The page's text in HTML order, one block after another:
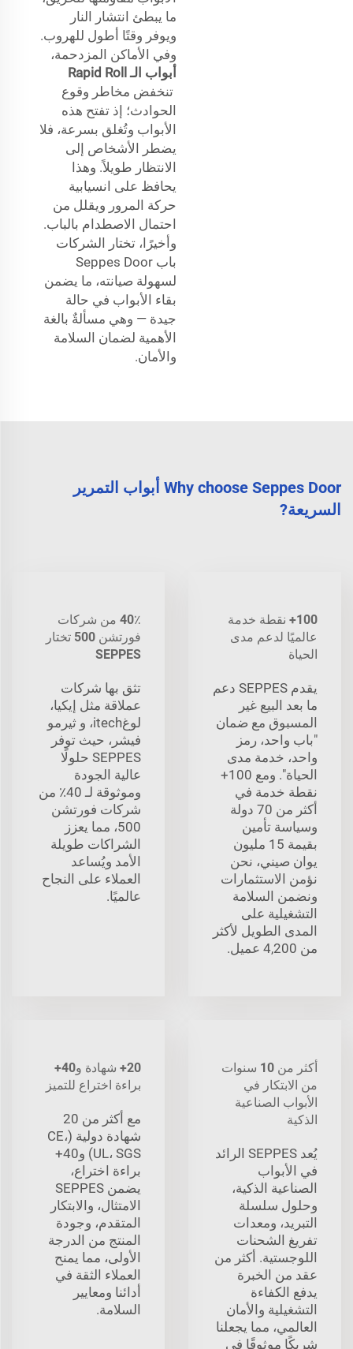
ما يبطئ انتشار النار
ويوفر وقتًا أطول للهروب.
وفي الأماكن المزدحمة،
أبواب الـ Rapid Roll
تنخفض مخاطر وقوع
الحوادث؛ إذ تفتح هذه
الأبواب وتُغلق بسرعة، فلا
يضطر الأشخاص إلى
الانتظار طويلاً. وهذا
يحافظ على انسيابية
حركة المرور ويقلل من
احتمال الاصطدام بالباب.
وأخيرًا، تختار الشركات
باب Seppes Door
لسهولة صيانته، ما يضمن
بقاء الأبواب في حالة
جيدة — وهي مسألةٌ بالغة
الأهمية لضمان السلامة
والأمان.
Why choose Seppes Door أبواب التمرير
السريعة?
100+ نقطة خدمة
عالميًا لدعم مدى
الحياة
يقدم SEPPES دعم
ما بعد البيع غير
المسبوق مع ضمان
"باب واحد، رمز
واحد، خدمة مدى
الحياة". ومع 100+
نقطة خدمة في
أكثر من 70 دولة
وسياسة تأمين
بقيمة 15 مليون
يوان صيني، نحن
نؤمن الاستثمارات
ونضمن السلامة
التشغيلية على
المدى الطويل لأكثر
من 4,200 عميل.
40٪ من شركات
فورتشن 500 تختار
SEPPES
تثق بها شركات
عملاقة مثل إيكيا،
لوغitech، و ثيرمو
فيشر، حيث توفر
SEPPES حلولًا
عالية الجودة
وموثوقة لـ 40٪ من
شركات فورتشن
500، مما يعزز
الشراكات طويلة
الأمد ويُساعد
العملاء على النجاح
عالميًا.
أكثر من 10 سنوات
من الابتكار في
الأبواب الصناعية
الذكية
يُعد SEPPES الرائد
في الأبواب
الصناعية الذكية،
وحلول سلسلة
التبريد، ومعدات
تفريغ الشحنات
اللوجستية. أكثر من
عقد من الخبرة
يدفع الكفاءة
التشغيلية والأمان
العالمي، مما يجعلنا
شريكًا موثوقًا في
20+ شهادة و40+
براءة اختراع للتميز
مع أكثر من 20
شهادة دولية (CE،
UL، SGS) و40+
براءة اختراع،
يضمن SEPPES
الامتثال، والابتكار
المتقدم، وجودة
المنتج من الدرجة
الأولى، مما يمنح
العملاء الثقة في
أدائنا ومعايير
السلامة.